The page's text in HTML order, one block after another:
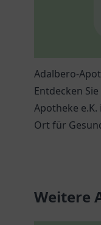
Adalbero-
Entdecken
Apotheke
Ort für
Weitere